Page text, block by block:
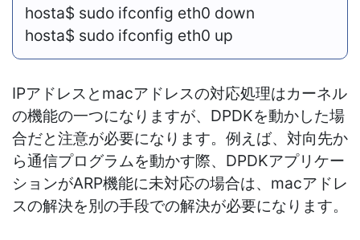
hosta$ sudo ifconfig eth0 down
hosta$ sudo ifconfig eth0 up
IPアドレスと macアドレスの対応処理はカーネル
の機能の一つになりますが、DPDKを動かした場
合だと注意が必要になります。例えば、対向先か
ら通信プログラムを動かす際、DPDKアプリケー
ションがARP機能に未対応の場合は、macアドレ
スの解決を別の手段での解決が必要になります。